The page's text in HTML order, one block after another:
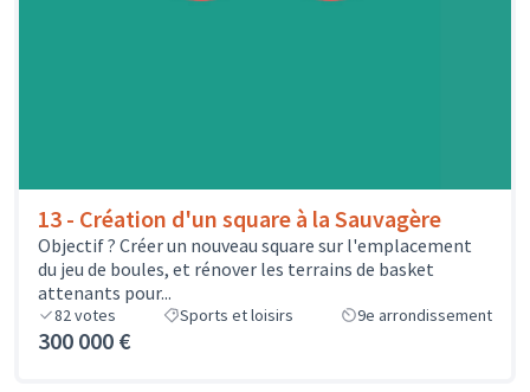
13 - Création d'un square à la Sauvagère
Objectif ? Créer un nouveau square sur l'emplacement
du jeu de boules, et rénover les terrains de basket
attenants pour...
82votes Sports et loisirs 9e arrondissement
300 000 €